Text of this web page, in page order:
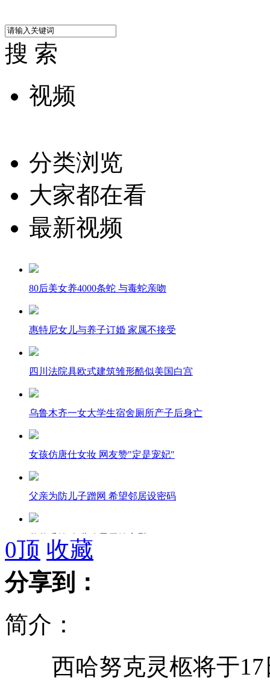
搜 索
视频
分类浏览
大家都在看
最新视频
80后美女养4000条蛇 与毒蛇亲吻
惠特尼女儿与养子订婚 家属不接受
四川法院具欧式建筑雏形酷似美国白宫
乌鲁木齐一女大学生宿舍厕所产子后身亡
女孩仿唐仕女妆 网友赞"定是宠妃"
父亲为防儿子蹭网 希望邻居设密码
爸爸丢钱 女儿凑零用钱安慰
实拍欲跳楼轻生女孩被消防员踹回阳台
调查指香港贫富悬殊创十年来新低
男孩未做作业被家长当街罚跪搓衣板
0顶 收藏
分享到：
简介：
西哈努克灵柩将于17